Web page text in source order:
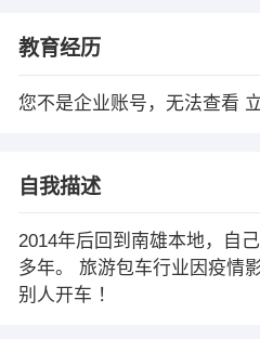
教育经历
您不是企业账号，无法查看
自我描述
2014年后回到南雄本地，自
多年。 旅游包车行业因疫情
别人开车 ！